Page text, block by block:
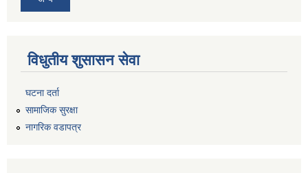
विधुतीय शुसासन सेवा
घटना दर्ता
सामाजिक सुरक्षा
नागरिक वडापत्र